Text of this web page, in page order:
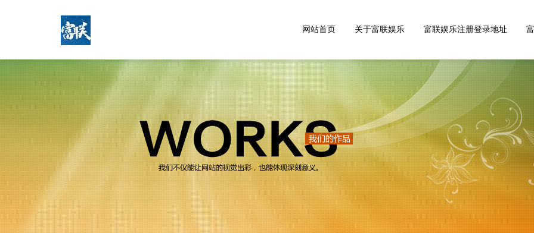
网站首页 关于富联娱乐 富联娱乐注册登录地址